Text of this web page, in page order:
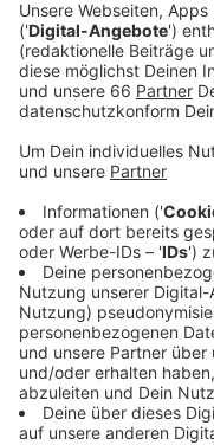
Veröffentlicht:
Anzeige
Parkschein ziehen
parken. Anwohner
Parkausweis, den
Alle Infos dazu
Netz, ad.de. - Bis
Reeser- und
sowie entlang der
eingeführt. In den